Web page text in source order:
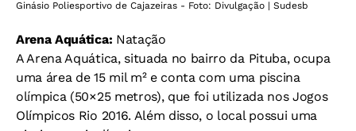
Ginásio Poliesportivo de Cajazeiras - Foto: Divulgação | Sudesb
Arena Aquática: Natação
A Arena Aquática, situada no bairro da Pituba, ocupa
uma área de 15 mil m² e conta com uma piscina
olímpica (50×25 metros), que foi utilizada nos Jogos
Olímpicos Rio 2016. Além disso, o local possui uma